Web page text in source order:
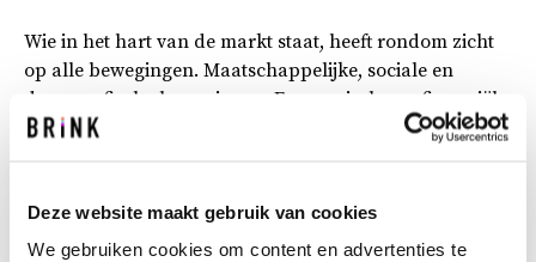
Deze website maakt gebruik van cookies
We gebruiken cookies om content en advertenties te
Wie in het hart van de markt staat, heeft rondom zicht
op alle bewegingen. Maatschappelijke, sociale en
demografische bewegingen. Economische en financiële
ontwikkelingen. Technische en wetenschappelijke
jouw markt van bouw, infra en vastgoed. Hiermee
spelen we in op een duurzame toekomst. We kijken over